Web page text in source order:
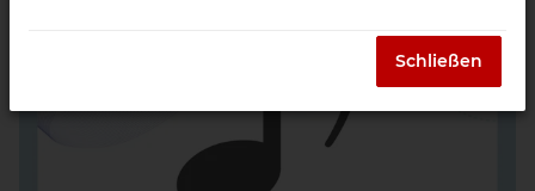
Schließen